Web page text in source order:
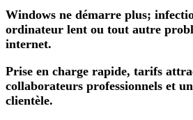
Windows ne démarre plus;
ordinateur lent ou tout autre
internet.
Prise en charge rapide, tarifs
collaborateurs professionnels et
clientèle.